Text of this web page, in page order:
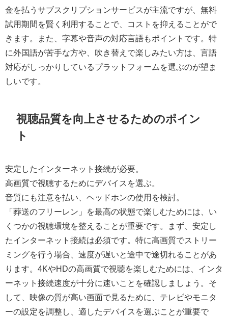
金を払うサブスクリプションサービスが主流ですが、無料
試用期間を賢く利用することで、コストを抑えることがで
きます。また、字幕や音声の対応言語もポイントです。特
に外国語が苦手な方や、吹き替えで楽しみたい方は、言語
対応がしっかりしているプラットフォームを選ぶのが望ま
しいです。
視聴品質を向上させるためのポイン
ト
安定したインターネット接続が必要。
高画質で視聴するためにデバイスを選ぶ。
音質にも注意を払い、ヘッドホンの使用を検討。
「葬送のフリーレン」を最高の状態で楽しむためには、い
くつかの視聴環境を整えることが重要です。まず、安定し
たインターネット接続は必須です。特に高画質でストリー
ミングを行う場合、速度が遅いと途中で途切れることがあ
ります。4KやHDの高画質で視聴を楽しむためには、インタ
ーネット接続速度が十分に速いことを確認しましょう。そ
して、映像の質が高い画面で見るために、テレビやモニタ
ーの設定を調整し、適したデバイスを選ぶことが重要で